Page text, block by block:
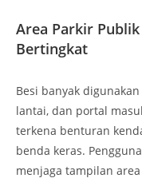
Area Parkir
Bertingkat
Besi banyak
lantai, dan portal
terkena benturan
benda keras.
menjaga tampilan